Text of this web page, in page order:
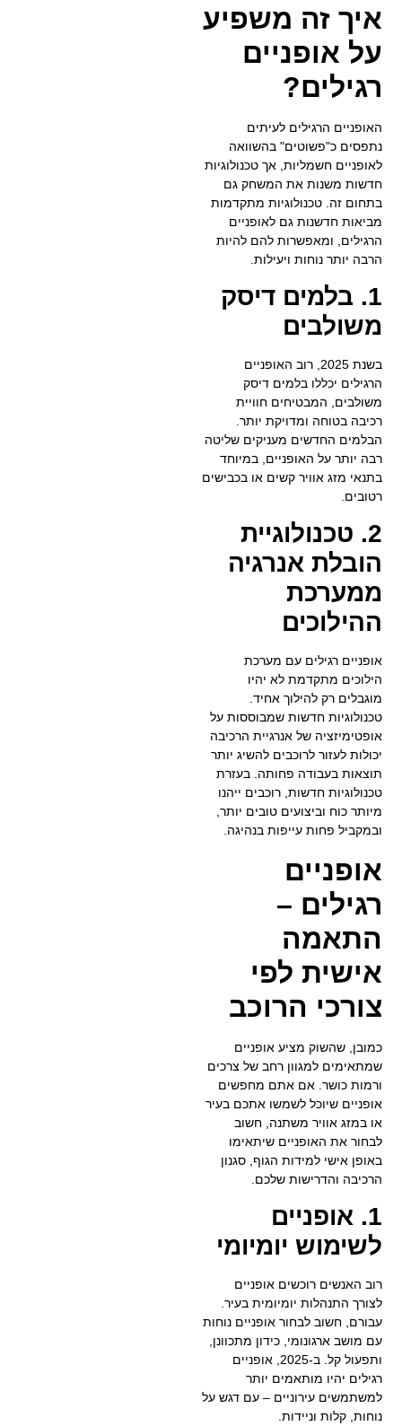
איך זה משפיע
על אופניים
רגילים?
האופניים הרגילים לעיתים
נתפסים כ"פשוטים" בהשוואה
לאופניים חשמליות, אך טכנולוגיות
חדשות משנות את המשחק גם
בתחום זה. טכנולוגיות מתקדמות
מביאות חדשנות גם לאופניים
הרגילים, ומאפשרות להם להיות
הרבה יותר נוחות ויעילות.
1. בלמים דיסק
משולבים
בשנת 2025, רוב האופניים
הרגילים יכללו בלמים דיסק
משולבים, המבטיחים חוויית
רכיבה בטוחה ומדויקת יותר.
הבלמים החדשים מעניקים שליטה
רבה יותר על האופניים, במיוחד
בתנאי מזג אוויר קשים או בכבישים
רטובים.
2. טכנולוגיית
הובלת אנרגיה
ממערכת
ההילוכים
אופניים רגילים עם מערכת
הילוכים מתקדמת לא יהיו
מוגבלים רק להילוך אחיד.
טכנולוגיות חדשות שמבוססות על
אופטימיזציה של אנרגיית הרכיבה
יכולות לעזור לרוכבים להשיג יותר
תוצאות בעבודה פחותה. בעזרת
טכנולוגיות חדשות, רוכבים ייהנו
מיותר כוח וביצועים טובים יותר,
ובמקביל פחות עייפות בנהיגה.
אופניים
רגילים –
התאמה
אישית לפי
צורכי הרוכב
כמובן, שהשוק מציע אופניים
שמתאימים למגוון רחב של צרכים
ורמות כושר. אם אתם מחפשים
אופניים שיוכל לשמשו אתכם בעיר
או במזג אוויר משתנה, חשוב
לבחור את האופניים שיתאימו
באופן אישי למידות הגוף, סגנון
הרכיבה והדרישות שלכם.
1. אופניים
לשימוש יומיומי
רוב האנשים רוכשים אופניים
לצורך התנהלות יומיומית בעיר.
עבורם, חשוב לבחור אופניים נוחות
עם מושב ארגונומי, כידון מתכוונן,
ותפעול קל. ב-2025, אופניים
רגילים יהיו מותאמים יותר
למשתמשים עירוניים – עם דגש על
נוחות, קלות וניידות.